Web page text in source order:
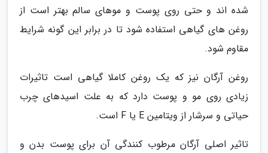
شده اند و حتی روی پوست و موهای سالم بهتر است از
روغن های گیاهی استفاده شود تا در برابر این گونه شرایط
مقاوم شود.
روغن آرگان نیز که یک روغن کاملا گیاهی است تاثیرات
زیادی روی مو و پوست دارد که به علت اسیدهای چرب
حیاتی و سرشار از ویتامین E یا F است.
تاثیر اصلی آرگان مرطوب کنندگی آن برای پوست بدن و